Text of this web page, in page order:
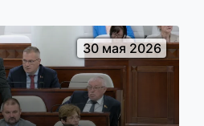
30 мая 2026